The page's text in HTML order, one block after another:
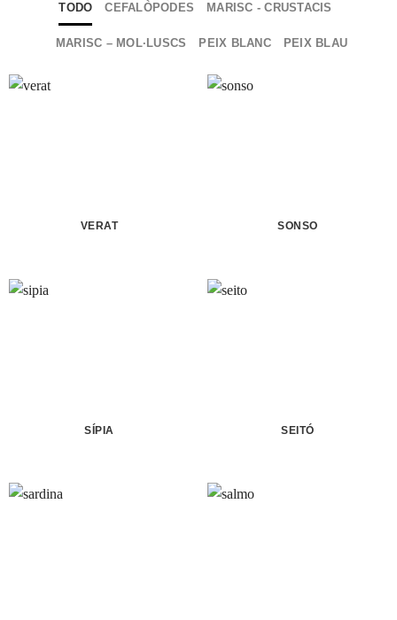
TODO CEFALÒPODES MARISC - CRUSTACIS
MARISC – MOL·LUSCS PEIX BLANC PEIX BLAU
VERAT SONSO
SÍPIA SEITÓ